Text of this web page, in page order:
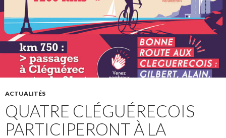
ACTUALITÉS
QUATRE CLÉGUÉRECOIS
PARTICIPERONT À LA